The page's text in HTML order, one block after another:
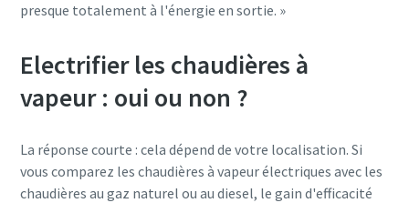
presque totalement à l'énergie en sortie. »
Electrifier les chaudières à
vapeur : oui ou non ?
La réponse courte : cela dépend de votre localisation. Si
vous comparez les chaudières à vapeur électriques avec les
chaudières au gaz naturel ou au diesel, le gain d'efficacité